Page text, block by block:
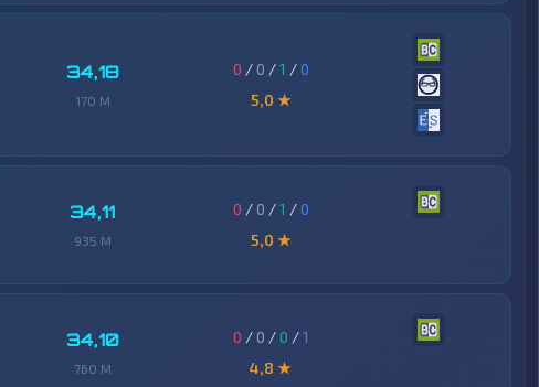
34,18
170 M
0 / 0 /1 /0
5,0 ★
34,11
935 M
0 / 0 /1 /0
5,0 ★
34,10
760 M
0 / 0 / 0 /1
4,8 ★